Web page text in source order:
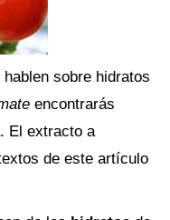
sobre hidratos
encontrarás
El extracto a
de este artículo